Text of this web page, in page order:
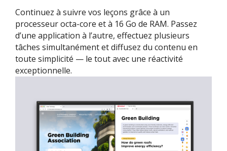
Continuez à suivre vos leçons grâce à un
processeur octa-core et à 16 Go de RAM. Passez
d’une application à l’autre, effectuez plusieurs
tâches simultanément et diffusez du contenu en
toute simplicité — le tout avec une réactivité
exceptionnelle.